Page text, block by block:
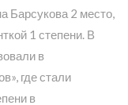
Барсукова 2 место,
1 степени. В
в
где стали
в